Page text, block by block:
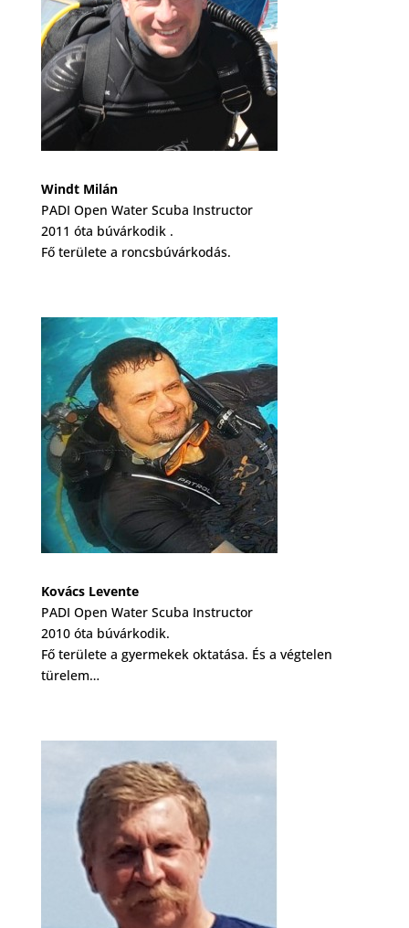
Windt Milán
PADI Open Water Scuba Instructor
2011 óta búvárkodik .
Fő területe a roncsbúvárkodás.
Kovács Levente
PADI Open Water Scuba Instructor
2010 óta búvárkodik.
Fő területe a gyermekek oktatása. És a végtelen
türelem…